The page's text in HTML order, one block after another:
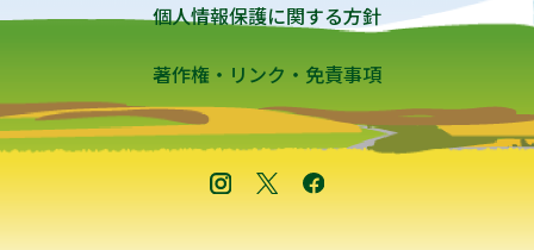
個人情報保護に関する方針
著作権・リンク・免責事項